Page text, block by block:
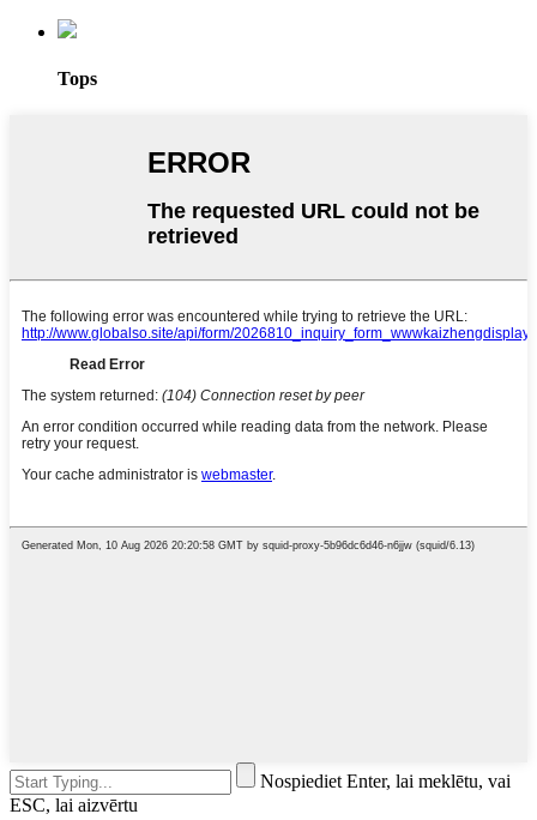
Tops
Nospiediet Enter, lai meklētu, vai
ESC, lai aizvērtu